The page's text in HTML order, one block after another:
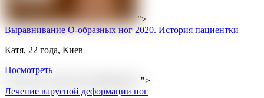
">
Выравнивание О-образных ног 2020. История пациентки
Катя, 22 года, Киев
Посмотреть
">
Лечение варусной деформации ног